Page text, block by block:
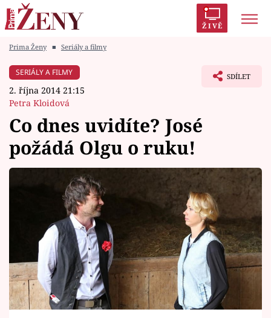
ŽIVĚ
Módní alarm
Témata
Celebrity
Seriály
Horoskopy
Sledujte prima+
Prima Ženy ■ Seriály a filmy
SERIÁLY A FILMY
2. října 2014 21:15
Petra Kloidová
SDÍLET
Co dnes uvidíte? José
požádá Olgu o ruku!